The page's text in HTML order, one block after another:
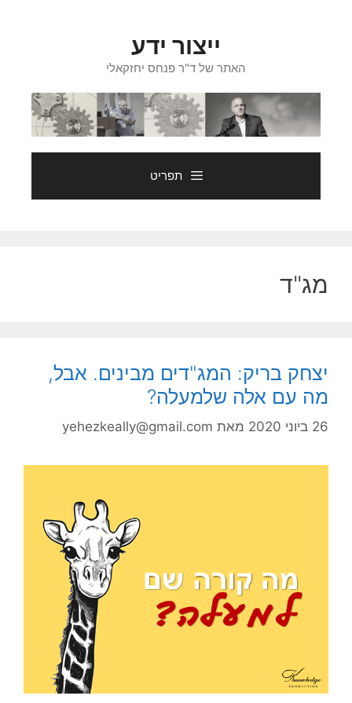
ייצור ידע
האתר של ד"ר פנחס יחזקאלי
תפריט
מג"ד
יצחק בריק: המג"דים מבינים. אבל,
מה עם אלה שלמעלה?
26 ביוני 2020 מאת yehezkeally@gmail.com